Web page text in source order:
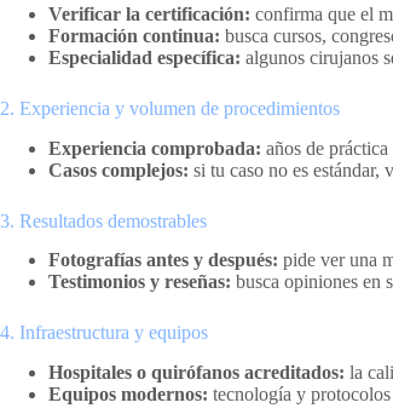
Verificar la certificación: confirma que el
Formación continua: busca cursos,
Especialidad específica: algunos cirujanos
2. Experiencia y volumen de procedimientos
Experiencia comprobada: años de
Casos complejos: si tu caso no es
3. Resultados demostrables
Fotografías antes y después: pide ver una
Testimonios y reseñas: busca opiniones en
4. Infraestructura y equipos
Hospitales o quirófanos acreditados: la
Equipos modernos: tecnología y